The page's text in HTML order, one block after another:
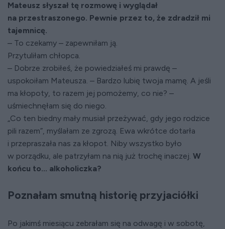
Mateusz słyszał tę rozmowę i wyglądał
na przestraszonego. Pewnie przez to, że zdradził mi
tajemnicę.
– To czekamy – zapewniłam ją.
Przytuliłam chłopca.
– Dobrze zrobiłeś, że powiedziałeś mi prawdę –
uspokoiłam Mateusza. – Bardzo lubię twoja mamę. A jeśli
ma kłopoty, to razem jej pomożemy, co nie? –
uśmiechnęłam się do niego.
„Co ten biedny mały musiał przeżywać, gdy jego rodzice
pili razem”, myślałam ze zgrozą. Ewa wkrótce dotarła
i przepraszała nas za kłopot. Niby wszystko było
w porządku, ale patrzyłam na nią już trochę inaczej. W
końcu to... alkoholiczka?
Poznałam smutną historię przyjaciółki
Po jakimś miesiącu zebrałam się na odwagę i w sobotę,